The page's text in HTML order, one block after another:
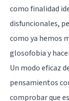
como finalidad
disfuncionales,
como ya hemos
glosofobia y
Un modo eficaz
pensamientos
comprobar que